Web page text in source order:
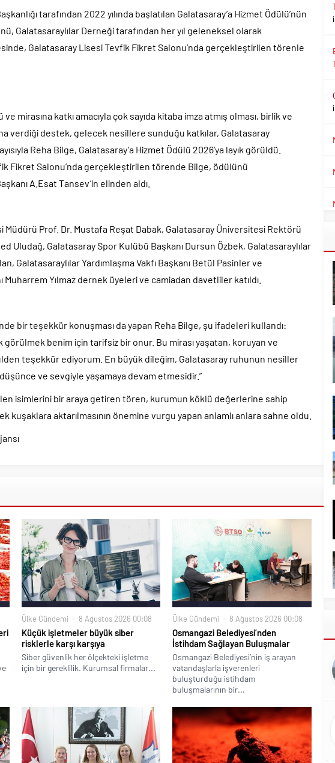
tarafından 2022 yılında başlatılan Galatasaray’a Hizmet Ödülü’nün
Galatasaraylılar Derneği tarafından her yıl geleneksel olarak
Galatasaray Lisesi Tevfik Fikret Salonu’nda gerçekleştirilen törenle
mirasına katkı amacıyla çok sayıda kitaba imza atmış olması, birlik ve
verdiği destek, gelecek nesillere sunduğu katkılar, Galatasaray
Reha Bilge, Galatasaray’a Hizmet Ödülü 2026’ya layık görüldü.
Fikret Salonu’nda gerçekleştirilen törende Bilge, ödülünü
A.Esat Tansev’in elinden aldı.
Müdürü Prof. Dr. Mustafa Reşat Dabak, Galatasaray Üniversitesi Rektörü
Uludağ, Galatasaray Spor Kulübü Başkanı Dursun Özbek, Galatasaraylılar
Galatasaraylılar Yardımlaşma Vakfı Başkanı Betül Pasinler ve
Muharrem Yılmaz dernek üyeleri ve camiadan davetliler katıldı.
bir teşekkür konuşması da yapan Reha Bilge, şu ifadeleri kullandı:
görülmek benim için tarifsiz bir onur. Bu mirası yaşatan, koruyan ve
teşekkür ediyorum. En büyük dileğim, Galatasaray ruhunun nesiller
ve sevgiyle yaşamaya devam etmesidir.”
isimlerini bir araya getiren tören, kurumun köklü değerlerine sahip
kuşaklara aktarılmasının önemine vurgu yapan anlamlı anlara sahne oldu.
Ülke Gündemi 8 Ağustos 2026 00:08
Küçük işletmeler büyük siber
risklerle karşı karşıya
Siber güvenlik her ölçekteki işletme
için bir gereklilik. Kurumsal firmalar...
Ülke Gündemi 8 Ağustos 2026 00:08
Osmangazi Belediyesi’nden
İstihdam Sağlayan Buluşmalar
Osmangazi Belediyesi’nin iş arayan
vatandaşlarla işverenleri
buluşturduğu istihdam
buluşmalarının bir...